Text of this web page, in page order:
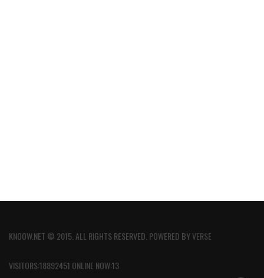
KNOOW.NET © 2015. ALL RIGHTS RESERVED. POWERED BYVERSE
VISITORS:18892451 ONLINE NOW:13